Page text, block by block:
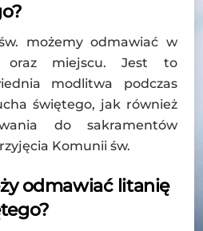
możemy odmawiać w
oraz miejscu. Jest to
modlitwa podczas
świętego, jak również
do sakramentów
Komunii św.
odmawiać litanię